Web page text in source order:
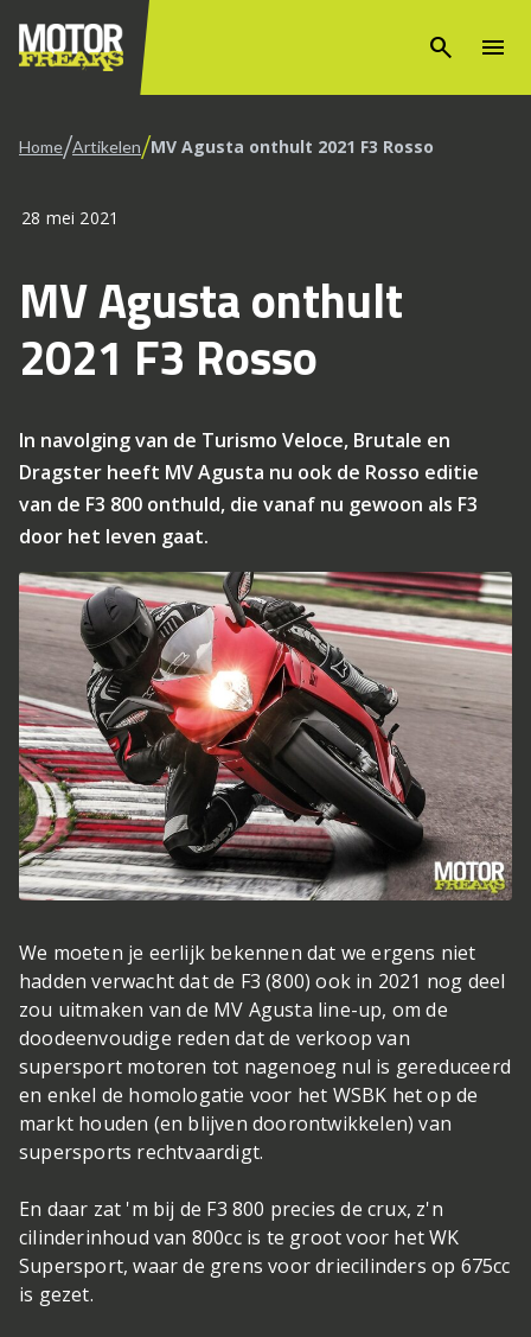
search menu
Home/Artikelen/MV Agusta onthult 2021 F3 Rosso
28 mei 2021
MV Agusta onthult
2021 F3 Rosso
In navolging van de Turismo Veloce, Brutale en
Dragster heeft MV Agusta nu ook de Rosso editie
van de F3 800 onthuld, die vanaf nu gewoon als F3
door het leven gaat.
We moeten je eerlijk bekennen dat we ergens niet
hadden verwacht dat de F3 (800) ook in 2021 nog deel
zou uitmaken van de MV Agusta line-up, om de
doodeenvoudige reden dat de verkoop van
supersport motoren tot nagenoeg nul is gereduceerd
en enkel de homologatie voor het WSBK het op de
markt houden (en blijven doorontwikkelen) van
supersports rechtvaardigt.
En daar zat 'm bij de F3 800 precies de crux, z'n
cilinderinhoud van 800cc is te groot voor het WK
Supersport, waar de grens voor driecilinders op 675cc
is gezet.